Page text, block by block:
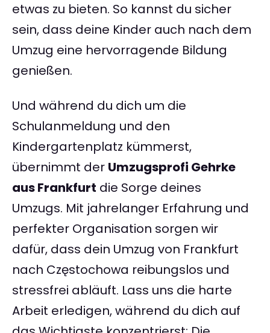
etwas zu bieten. So kannst du sicher
sein, dass deine Kinder auch nach dem
Umzug eine hervorragende Bildung
genießen.
Und während du dich um die
Schulanmeldung und den
Kindergartenplatz kümmerst,
übernimmt der Umzugsprofi Gehrke
aus Frankfurt die Sorge deines
Umzugs. Mit jahrelanger Erfahrung und
perfekter Organisation sorgen wir
dafür, dass dein Umzug von Frankfurt
nach Częstochowa reibungslos und
stressfrei abläuft. Lass uns die harte
Arbeit erledigen, während du dich auf